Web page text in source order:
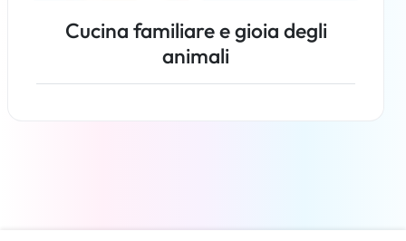
Cucina familiare e gioia degli
animali